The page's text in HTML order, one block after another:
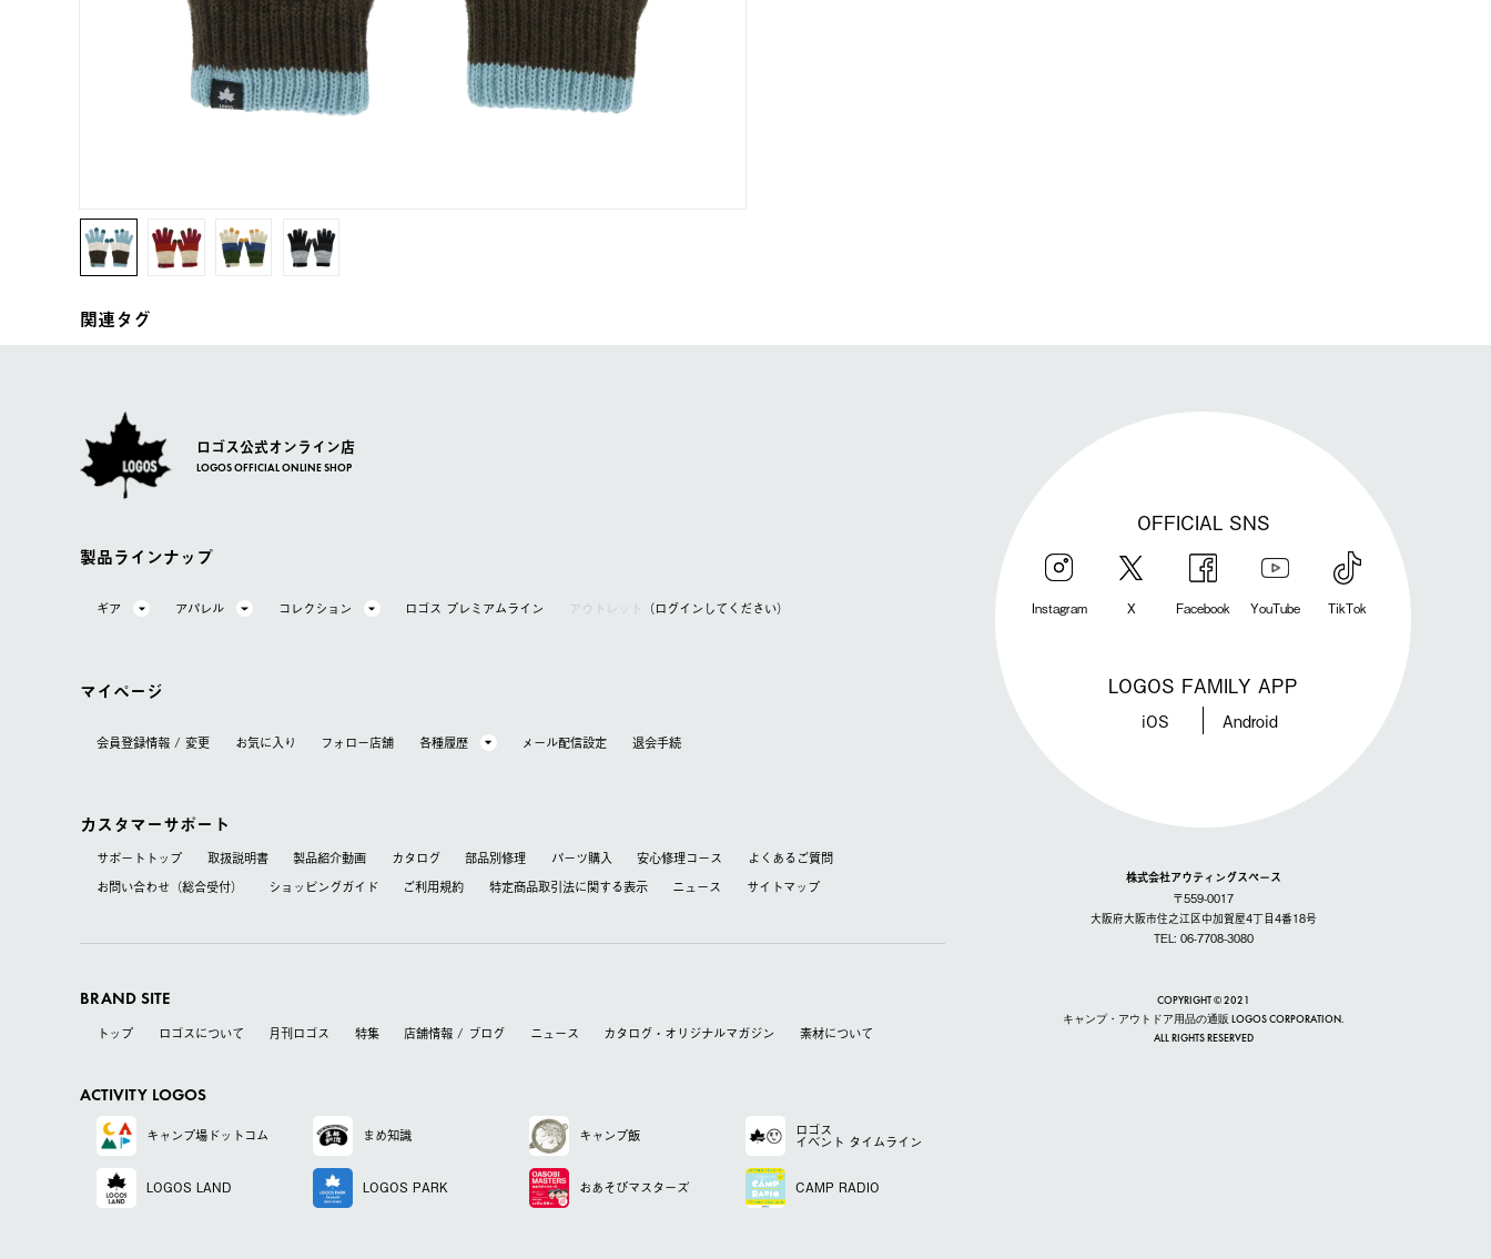
関連タグ
ロゴス公式オンライン店
LOGOS OFFICIAL ONLINE SHOP
製品ラインナップ
ギア アパレル コレクション ロゴス プレミアムライン アウトレット （ログインしてください）
マイページ
会員登録情報 / 変更 お気に⼊り フォロー店舗 各種履歴 メール配信設定 退会⼿続
カスタマーサポート
サポートトップ 取扱説明書 製品紹介動画 カタログ 部品別修理 パーツ購入 安心修理コース
よくあるご質問
お問い合わせ（総合受付）
ショッピングガイド ご利用規約 特定商品取引法に関する表⽰ ニュース サイトマップ
BRAND SITE
トップ ロゴスについて 月刊ロゴス 特集 店舗情報 / ブログ ニュース カタログ・オリジナルマガジン 素材について
ACTIVITY LOGOS
キャンプ場ドットコム まめ知識 キャンプ飯 ロゴス
イベント タイムライン
LOGOS LAND LOGOS PARK おあそびマスターズ CAMP RADIO
OFFICIAL SNS
Instagram X Facebook YouTube TikTok
LOGOS FAMILY APP
iOS Android
株式会社アウティングスペース
〒559-0017
大阪府大阪市住之江区中加賀屋4丁目4番18号
TEL: 06-7708-3080
COPYRIGHT © 2021
キャンプ・アウトドア用品の通販 LOGOS CORPORATION.
ALL RIGHTS RESERVED